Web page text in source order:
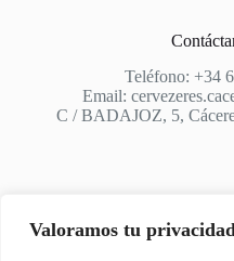
Valoramos tu
Teléfono: +34
Email:
C / BADAJOZ, 5,